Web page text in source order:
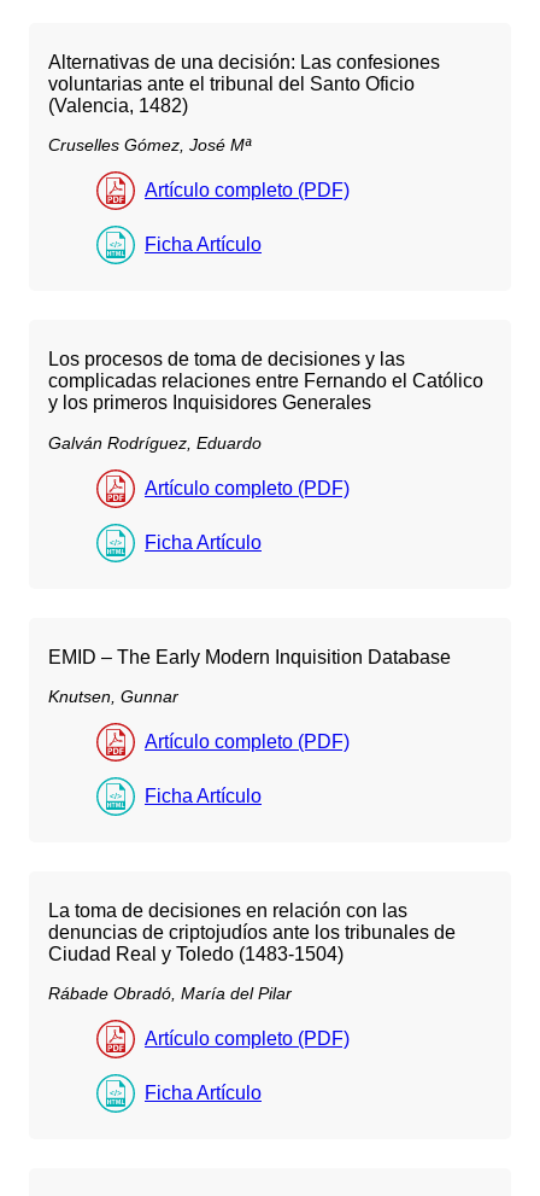
Alternativas de una decisión: Las confesiones
voluntarias ante el tribunal del Santo Oficio
(Valencia, 1482)
Cruselles Gómez, José Mª
Artículo completo (PDF)
Ficha Artículo
Los procesos de toma de decisiones y las
complicadas relaciones entre Fernando el Católico
y los primeros Inquisidores Generales
Galván Rodríguez, Eduardo
Artículo completo (PDF)
Ficha Artículo
EMID – The Early Modern Inquisition Database
Knutsen, Gunnar
Artículo completo (PDF)
Ficha Artículo
La toma de decisiones en relación con las
denuncias de criptojudíos ante los tribunales de
Ciudad Real y Toledo (1483-1504)
Rábade Obradó, María del Pilar
Artículo completo (PDF)
Ficha Artículo